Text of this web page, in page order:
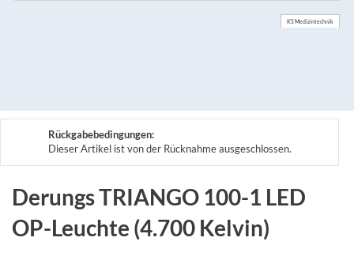
KS Medizintechnik
Rückgabebedingungen:
Dieser Artikel ist von der Rücknahme ausgeschlossen.
Derungs TRIANGO 100-1 LED
OP-Leuchte (4.700 Kelvin)